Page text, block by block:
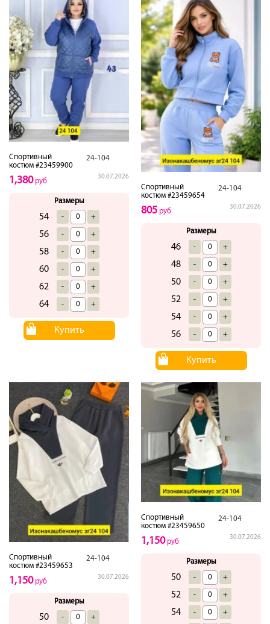
Спортивный
костюм #23459900
24-104
30.07.2026
1,380руб
Размеры
54 - +
56 - +
58 - +
60 - +
62 - +
64 - +
Купить
Спортивный
костюм #23459654
24-104
30.07.2026
805 руб
Размеры
46 - +
48 - +
50 - +
52 - +
54 - +
56 - +
Купить
Спортивный
костюм #23459653
24-104
30.07.2026
1,150руб
Размеры
50 - +
Спортивный
костюм #23459650
24-104
30.07.2026
1,150руб
Размеры
50 - +
52 - +
54 - +